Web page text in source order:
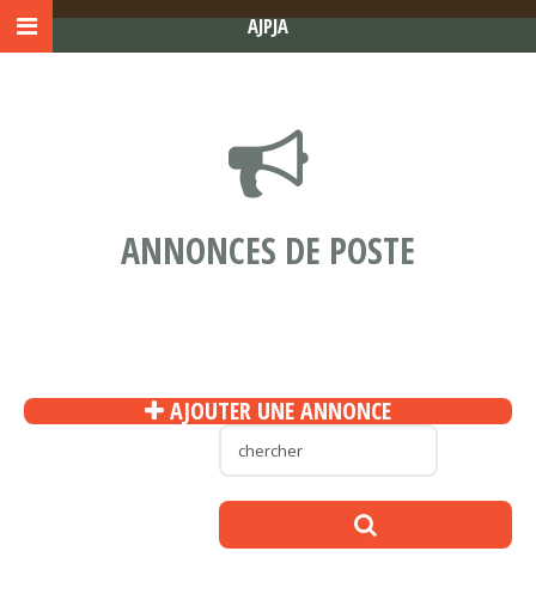
ANNONCES DE POSTE
AJOUTER UNE ANNONCE
AJPJA